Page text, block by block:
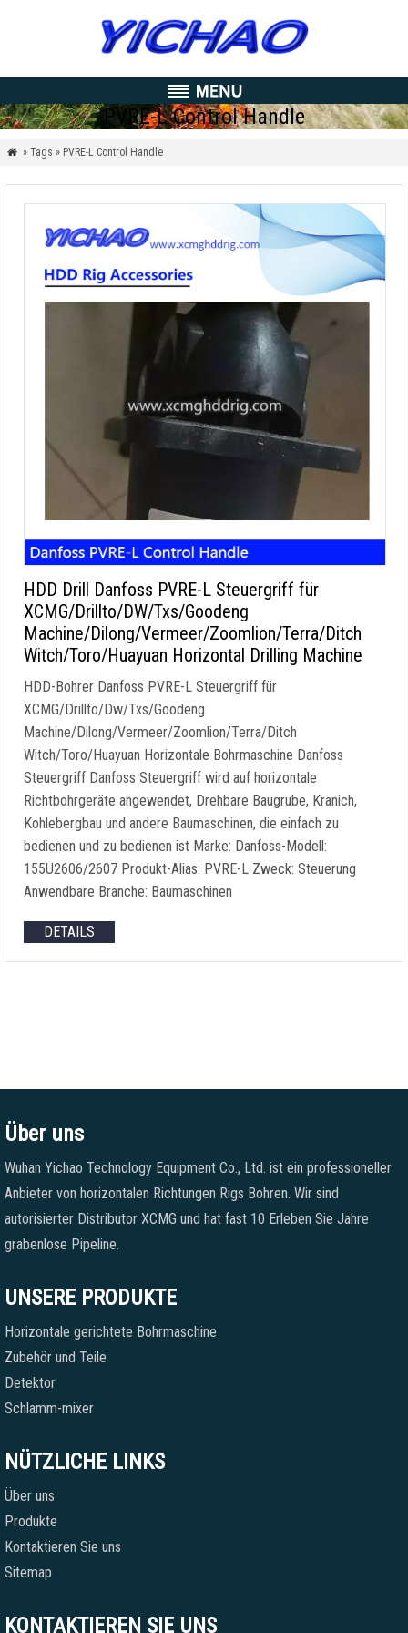
PVRE-L Control Handle
 » Tags » PVRE-L Control Handle
HDD Drill Danfoss PVRE-L Steuergriff für
XCMG/Drillto/DW/Txs/Goodeng
Machine/Dilong/Vermeer/Zoomlion/Terra/Ditch
Witch/Toro/Huayuan Horizontal Drilling Machine
HDD-Bohrer Danfoss PVRE-L Steuergriff für
XCMG/Drillto/Dw/Txs/Goodeng
Machine/Dilong/Vermeer/Zoomlion/Terra/Ditch
Witch/Toro/Huayuan Horizontale Bohrmaschine Danfoss
Steuergriff Danfoss Steuergriff wird auf horizontale
Richtbohrgeräte angewendet, Drehbare Baugrube, Kranich,
Kohlebergbau und andere Baumaschinen, die einfach zu
bedienen und zu bedienen ist Marke: Danfoss-Modell:
155U2606/2607 Produkt-Alias: PVRE-L Zweck: Steuerung
Anwendbare Branche: Baumaschinen
DETAILS
Über uns
Wuhan Yichao Technology Equipment Co., Ltd. ist ein professioneller
Anbieter von horizontalen Richtungen Rigs Bohren. Wir sind
autorisierter Distributor XCMG und hat fast 10 Erleben Sie Jahre
grabenlose Pipeline.
UNSERE PRODUKTE
Horizontale gerichtete Bohrmaschine
Zubehör und Teile
Detektor
Schlamm-mixer
NÜTZLICHE LINKS
Über uns
Produkte
Kontaktieren Sie uns
Sitemap
KONTAKTIEREN SIE UNS